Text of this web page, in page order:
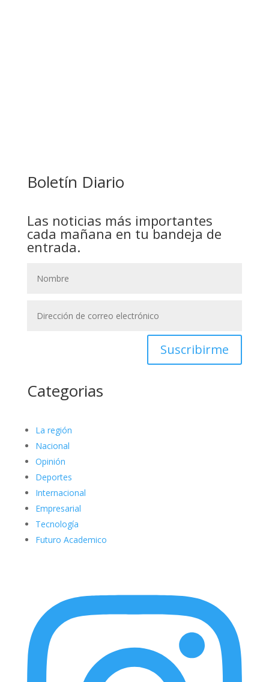
Boletín Diario
Las noticias más importantes
cada mañana en tu bandeja de
entrada.
Suscribirme
Categorias
La región
Nacional
Opinión
Deportes
Internacional
Empresarial
Tecnología
Futuro Academico